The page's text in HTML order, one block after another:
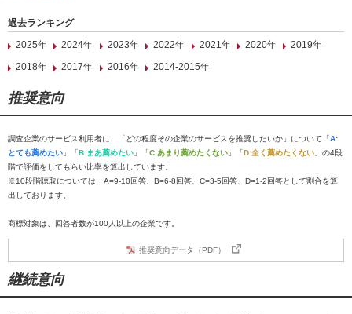
過去ランキング
2025年
2024年 2023年 2022年 2021年 2020年
2019年
2018年
2017年 2016年 2014-2015年
推奨意向
調査企業のサービス利用者に、「どの程度その企業のサービスを推奨したいか」について「A:
とても薦めたい 」「B:まあ薦めたい 」「C:あまり薦めたくない 」「D:全く薦めたくない 」の4段
階で評価をしてもらい比率を算出しています。
※10段階聴取については、A=9-10回答、B=6-8回答、C=3-5回答、D=1-2回答として割合を算
出しております。
商標対象は、回答者数が100人以上の企業です。
推奨意向データ（PDF）
継続意向